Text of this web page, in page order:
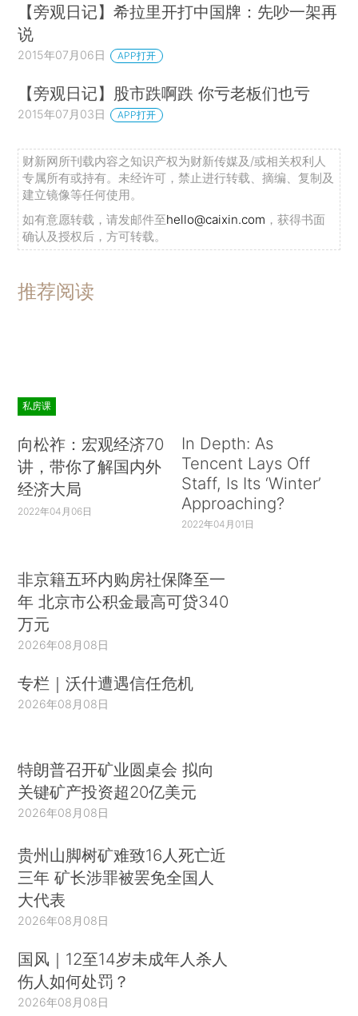
【旁观日记】希拉里开打中国牌：先吵一架再
说
2015年07月06日 APP打开
【旁观日记】股市跌啊跌 你亏老板们也亏
2015年07月03日 APP打开
财新网所刊载内容之知识产权为财新传媒及/或相关权利人
专属所有或持有。未经许可，禁止进行转载、摘编、复制及
建立镜像等任何使用。
如有意愿转载，请发邮件至hello@caixin.com ，获得书面
确认及授权后，方可转载。
推荐阅读
私房课
向松祚：宏观经济70
讲，带你了解国内外
经济大局
2022年04月06日
In Depth: As
Tencent Lays Off
Staff, Is Its ‘Winter’
Approaching?
2022年04月01日
非京籍五环内购房社保降至一
年 北京市公积金最高可贷340
万元
2026年08月08日
专栏｜沃什遭遇信任危机
2026年08月08日
特朗普召开矿业圆桌会 拟向
关键矿产投资超20亿美元
2026年08月08日
贵州山脚树矿难致16人死亡近
三年 矿长涉罪被罢免全国人
大代表
2026年08月08日
国风｜12至14岁未成年人杀人
伤人如何处罚？
2026年08月08日